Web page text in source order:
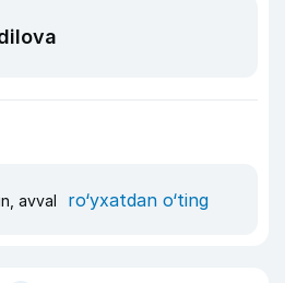
avval ro‘yxatdan o‘ting